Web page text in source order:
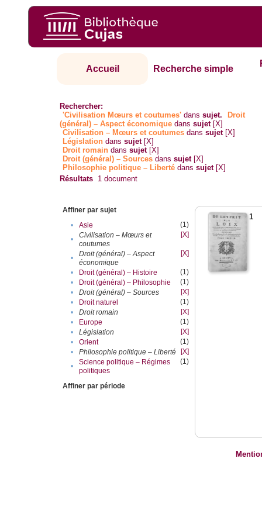
Accueil Recherche simple
Rechercher:
'Civilisation Mœurs et coutumes' danssujet.
Droit
(général) – Aspect économique danssujet [X]
Civilisation – Mœurs et coutumes danssujet [X]
Législation danssujet [X]
Droit romain danssujet [X]
Droit (général) – Sources danssujet [X]
Philosophie politique – Liberté danssujet [X]
Résultats 1 document
Affiner par sujet
•
Asie
(1)
•
Civilisation – Mœurs et
coutumes
[X]
•
Droit (général) – Aspect
économique
[X]
• Droit (général) – Histoire
(1)
•
Droit (général) – Philosophie
(1)
•
Droit (général) – Sources
[X]
•
Droit naturel
(1)
•
Droit romain
[X]
•
Europe
(1)
•
Législation
[X]
•
Orient
(1)
•
Philosophie politique – Liberté
[X]
•
Science politique – Régimes
politiques
(1)
Affiner par période
1